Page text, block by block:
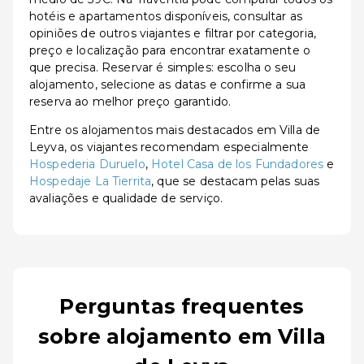
hotéis e apartamentos disponíveis, consultar as
opiniões de outros viajantes e filtrar por categoria,
preço e localização para encontrar exatamente o
que precisa. Reservar é simples: escolha o seu
alojamento, selecione as datas e confirme a sua
reserva ao melhor preço garantido.
Entre os alojamentos mais destacados em Villa de
Leyva, os viajantes recomendam especialmente
Hospederia Duruelo, Hotel Casa de los Fundadores e
Hospedaje La Tierrita, que se destacam pelas suas
avaliações e qualidade de serviço.
Perguntas frequentes
sobre alojamento em Villa